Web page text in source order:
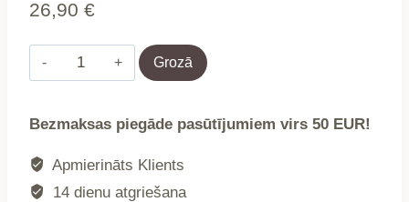
26,90 €
Prześcieradło
frotte
gumkou
029/170/180x200
daudzums
Grozā
Bezmaksas piegāde pasūtījumiem virs 50 EUR!
Apmierināts Klients
14 dienu atgriešana